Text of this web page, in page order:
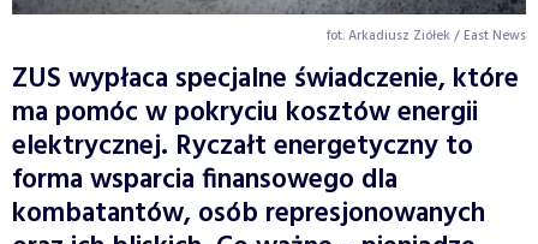
fot. Arkadiusz Ziółek / East News
ZUS wypłaca specjalne świadczenie, które
ma pomóc w pokryciu kosztów energii
elektrycznej. Ryczałt energetyczny to
forma wsparcia finansowego dla
kombatantów, osób represjonowanych